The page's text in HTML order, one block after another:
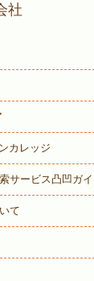
社
カレッジ
サービス凸凹ガ
て